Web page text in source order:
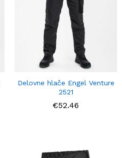
Delovne hlače Engel Venture
2521
€52.46